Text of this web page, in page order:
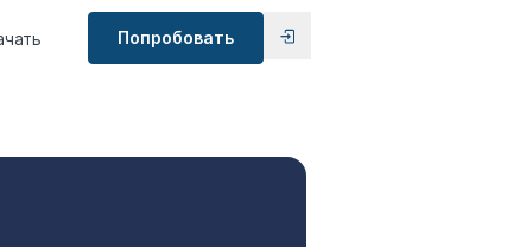
Попробовать